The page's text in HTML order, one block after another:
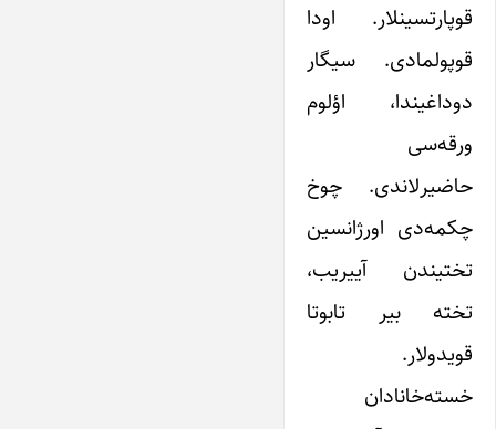
قوپارتسینلار. اودا
قوپولمادی. سیگار
دوداغیندا، اؤلوم
ورقه‌سی
حاضیرلاندی. چوخ
چکمه‌دی اورژانسین
تختیندن آییریب،
تخته بیر تابوتا
قویدولار.
خسته‌خانادان